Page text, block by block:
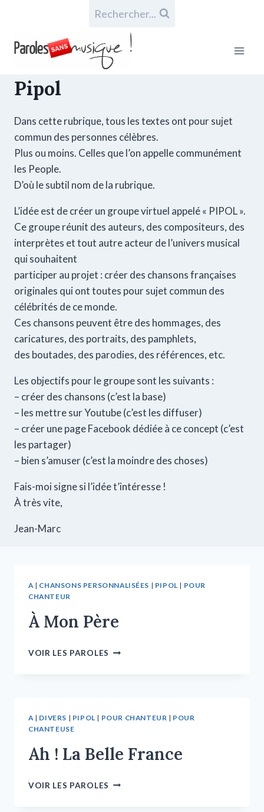
Rechercher...
Pipol
Dans cette rubrique, tous les textes ont pour sujet
commun des personnes célèbres.
Plus ou moins. Celles que l’on appelle communément
les People.
D’où le subtil nom de la rubrique.
L’idée est de créer un groupe virtuel appelé « PIPOL ».
Ce groupe réunit des auteurs, des compositeurs, des
interprètes et tout autre acteur de l’univers musical
qui souhaitent
participer au projet : créer des chansons françaises
originales qui ont toutes pour sujet commun des
célébrités de ce monde.
Ces chansons peuvent être des hommages, des
caricatures, des portraits, des pamphlets,
des boutades, des parodies, des références, etc.
Les objectifs pour le groupe sont les suivants :
– créer des chansons (c’est la base)
– les mettre sur Youtube (c’est les diffuser)
– créer une page Facebook dédiée à ce concept (c’est
les partager)
– bien s’amuser (c’est la moindre des choses)
Fais-moi signe si l’idée t’intéresse !
À très vite,
Jean-Marc
A| CHANSONS PERSONNALISÉES | PIPOL | POUR
CHANTEUR
À Mon Père
VOIR LES PAROLES
A | DIVERS | PIPOL | POUR CHANTEUR | POUR
CHANTEUSE
Ah ! La Belle France
VOIR LES PAROLES